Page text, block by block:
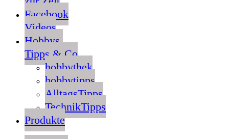
Facebook
Videos
Hobbys,
Tipps & Co
hobbythek
hobbytipps
AlltagsTipps
TechnikTipps
Produkte